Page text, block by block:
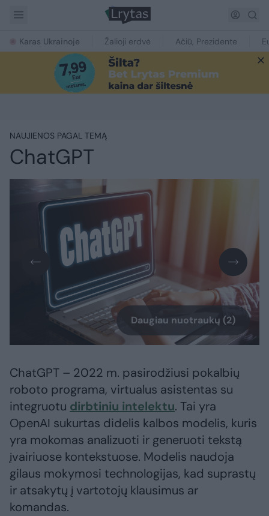
Karas Ukrainoje Žalioji erdvė Ačiū, Prezidente
NAUJIENOS PAGAL TEMĄ
ChatGPT
Daugiau nuotraukų (2)
ChatGPT – 2022 m. pasirodžiusi pokalbių
roboto programa, virtualus asistentas su
integruotu dirbtiniu intelektu. Tai yra
OpenAI sukurtas didelis kalbos modelis, kuris
yra mokomas analizuoti ir generuoti tekstą
įvairiuose kontekstuose. Modelis naudoja
gilaus mokymosi technologijas, kad suprastų
ir atsakytų į vartotojų klausimus ar
komandas.